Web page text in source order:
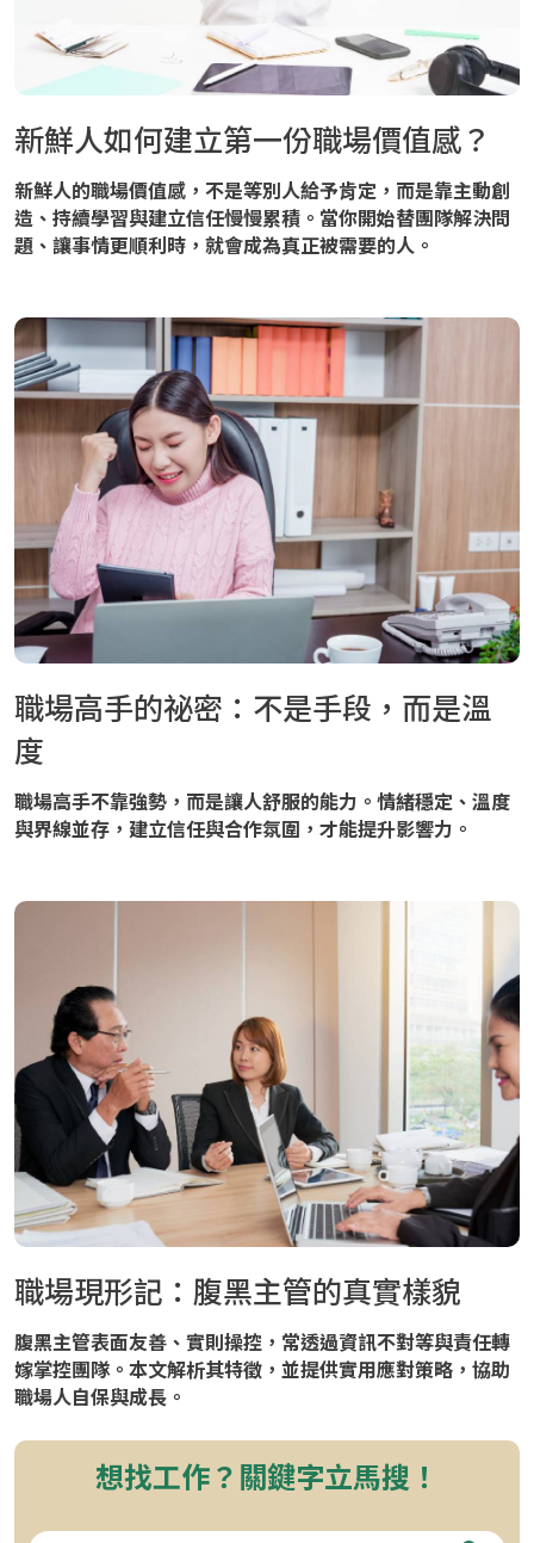
新鮮人如何建立第一份職場價值感？
新鮮人的職場價值感，不是等別人給予肯定，而是靠主動創
造、持續學習與建立信任慢慢累積。當你開始替團隊解決問
題、讓事情更順利時，就會成為真正被需要的人。
職場高手的祕密：不是手段，而是溫
度
職場高手不靠強勢，而是讓人舒服的能力。情緒穩定、溫度
與界線並存，建立信任與合作氛圍，才能提升影響力。
職場現形記：腹黑主管的真實樣貌
腹黑主管表面友善、實則操控，常透過資訊不對等與責任轉
嫁掌控團隊。本文解析其特徵，並提供實用應對策略，協助
職場人自保與成長。
想找工作？關鍵字立馬搜！